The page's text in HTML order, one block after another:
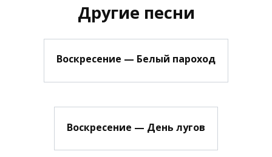
Другие песни
Воскресение — Белый пароход
Воскресение — День лугов